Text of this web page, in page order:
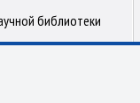
библиотеки